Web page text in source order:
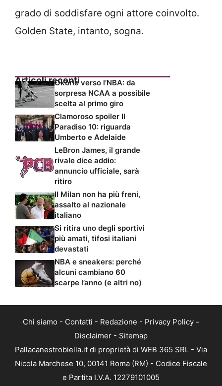
grado di soddisfare ogni attore coinvolto.
Golden State, intanto, sogna.
Articoli recentiOkorie verso l’NBA: da
sorpresa NCAA a possibile
scelta al primo giro
Clamoroso spoiler Il
Paradiso 10: riguarda
Umberto e Adelaide
LeBron James, il grande
rivale dice addio:
annuncio ufficiale, sarà
ritiro
Il Milan non ha più freni,
assalto al nazionale
italiano
Si ritira uno degli sportivi
più amati, tifosi italiani
devastati
NBA e sneakers: perché
alcuni cambiano 60
scarpe l’anno (e altri no)
Chi siamo - Contatti - Redazione - Privacy Policy -
Disclaimer - Sitemap
Pallacanestrobiella.it di proprietà di WEB 365 SRL - Via
Nicola Marchese 10, 00141 Roma (RM) - Codice Fiscale
e Partita I.V.A. 12279101005